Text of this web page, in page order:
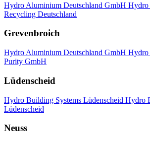
Hydro Aluminium Deutschland GmbH
Recycling Deutschland
Grevenbroich
Hydro Aluminium Deutschland GmbH Hydro
Purity GmbH
Lüdenscheid
Hydro Building Systems Lüdenscheid Hydro
Lüdenscheid
Neuss